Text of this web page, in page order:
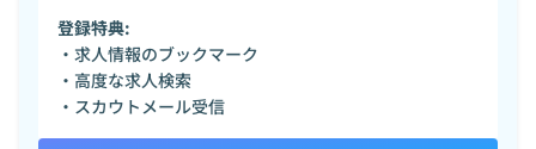
登録特典:
・求人情報のブックマーク
・高度な求人検索
・スカウトメール受信